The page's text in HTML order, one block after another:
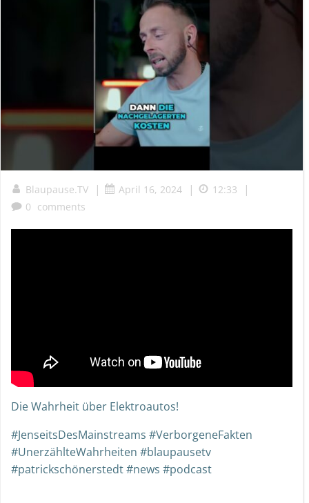
Blaupause.TV | April 16, 2024 | 12:33 |
0 comments
Die Wahrheit über Elektroautos!
#JenseitsDesMainstreams #VerborgeneFakten
#UnerzählteWahrheiten #blaupausetv
#patrickschönerstedt #news #podcast